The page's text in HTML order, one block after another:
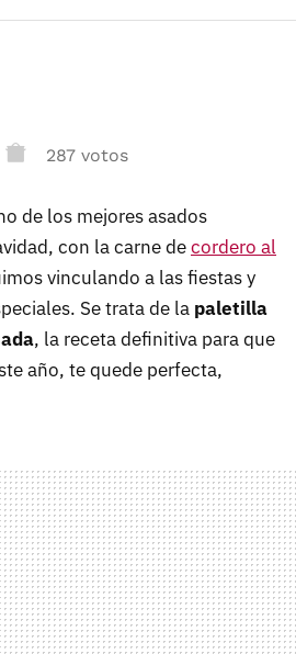
287 votos
de los mejores asados
con la carne decordero al
vinculando a las fiestas y
Se trata de la paletilla
, la receta definitiva para que
año, te quede perfecta,